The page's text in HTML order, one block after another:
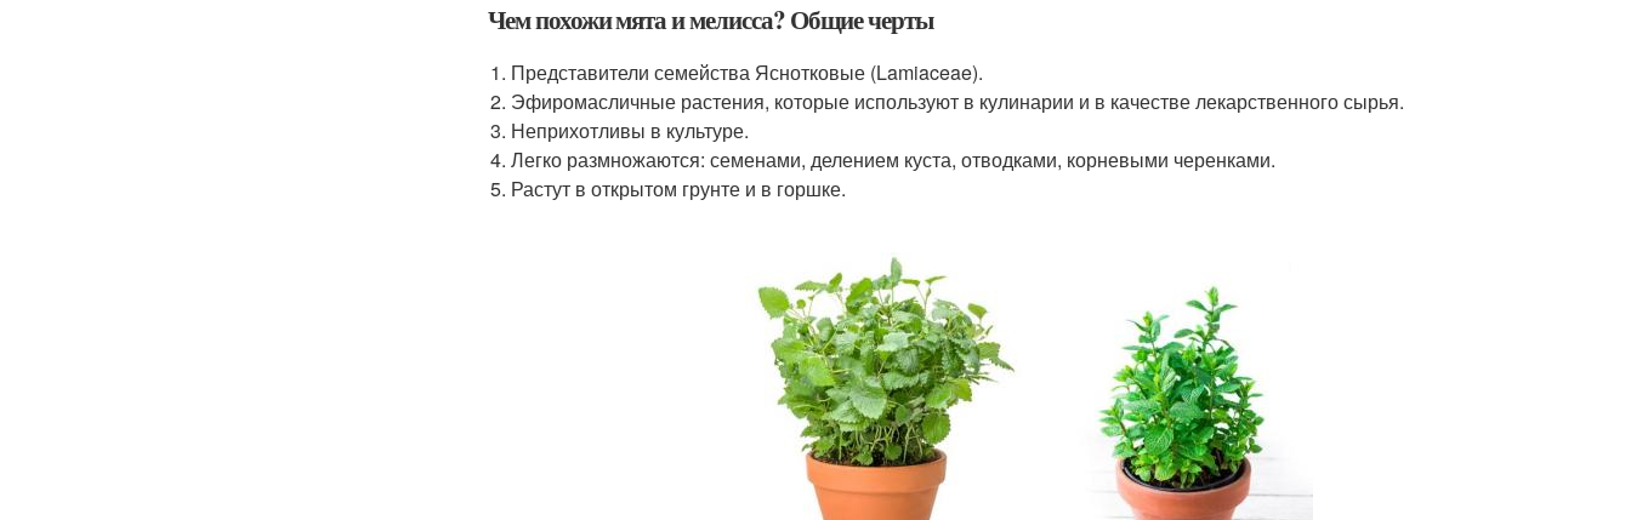
Чем похожи мята и мелисса? Общие черты
Представители семейства Яснотковые (Lamiaceae).
Эфиромасличные растения, которые используют в кулинарии и в качестве лекарственного сырья.
Неприхотливы в культуре.
Легко размножаются: семенами, делением куста, отводками, корневыми черенками.
Растут в открытом грунте и в горшке.